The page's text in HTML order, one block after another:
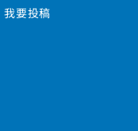
我要投稿